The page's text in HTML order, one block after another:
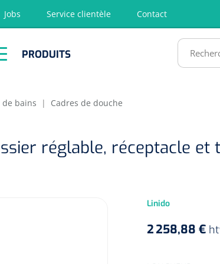
Jobs Service clientèle Contact
PRODUITS
bains | Cadres de douche
réglable, réceptacle
Linido
2 258,88 €